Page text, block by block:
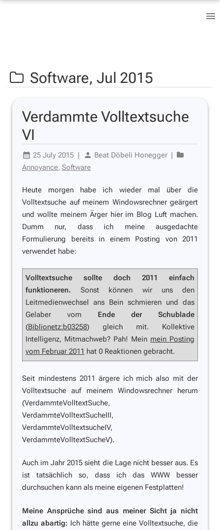
Software, Jul 2015
Verdammte Volltextsuche
VI
25 July 2015 | Beat Döbeli Honegger |
Annoyance, Software
Heute morgen habe ich wieder mal über die
Volltextsuche auf meinem Windowsrechner geärgert
und wollte meinem Ärger hier im Blog Luft machen.
Dumm nur, dass ich meine ausgedachte
Formulierung bereits in einem Posting von 2011
verwendet habe:
Volltextsuche sollte doch 2011 einfach
funktioneren. Sonst können wir uns den
Leitmedienwechsel ans Bein schmieren und das
Gelaber vom Ende der Schublade
(Biblionetz:b03258) gleich mit. Kollektive
Intelligenz, Mitmachweb? Pah! Mein mein Posting
vom Februar 2011 hat 0 Reaktionen gebracht.
Seit mindestens 2011 ärgere ich mich also mit der
Volltextsuche auf meinem Windowsrechner herum
(VerdammteVolltextSuche,
VerdammteVolltextSucheIII,
VerdammteVolltextsucheIV,
VerdammteVolltextSucheV).
Auch im Jahr 2015 sieht die Lage nicht besser aus. Es
ist tatsächlich so, dass ich das WWW besser
durchsuchen kann als meine eigenen Festplatten!
Meine Ansprüche sind aus meiner Sicht ja nicht
allzu abartig: Ich hätte gerne eine Volltextsuche, die